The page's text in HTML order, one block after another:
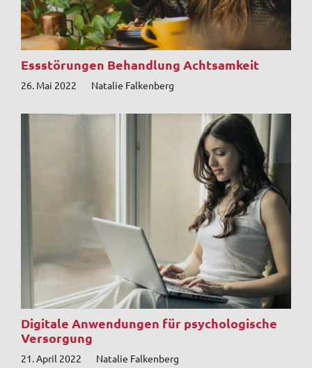
Essstörungen Behandlung Achtsamkeit
26. Mai 2022 Natalie Falkenberg
Digitale Anwendungen für psychologische
Versorgung
21. April 2022 Natalie Falkenberg